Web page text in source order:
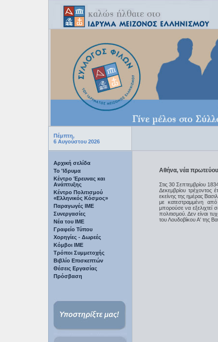
Πέμπτη,
6 Αυγούστου 2026
Αρχική σελίδα
Το 'Ιδρυμα
Κέντρο Έρευνας και
Ανάπτυξης
Κέντρο Πολιτισμού
«Ελληνικός Κόσμος»
Παραγωγές IME
Συνεργασίες
Νέα του ΙΜΕ
Γραφείο Τύπου
Χορηγίες - Δωρεές
Κόμβοι ΙΜΕ
Τρόποι Συμμετοχής
Βιβλίο Επισκεπτών
Θέσεις Εργασίας
Πρόσβαση
Αθήνα, νέα
Στις 30 Σεπτεμβρίου
Δεκεμβρίου τρέχοντος
εκείνης της ημέρας
με κατεστραμμένη
μπορούσε να εξελιχτεί
πολιτισμού. Δεν είναι
του Λουδοβίκου Α' της